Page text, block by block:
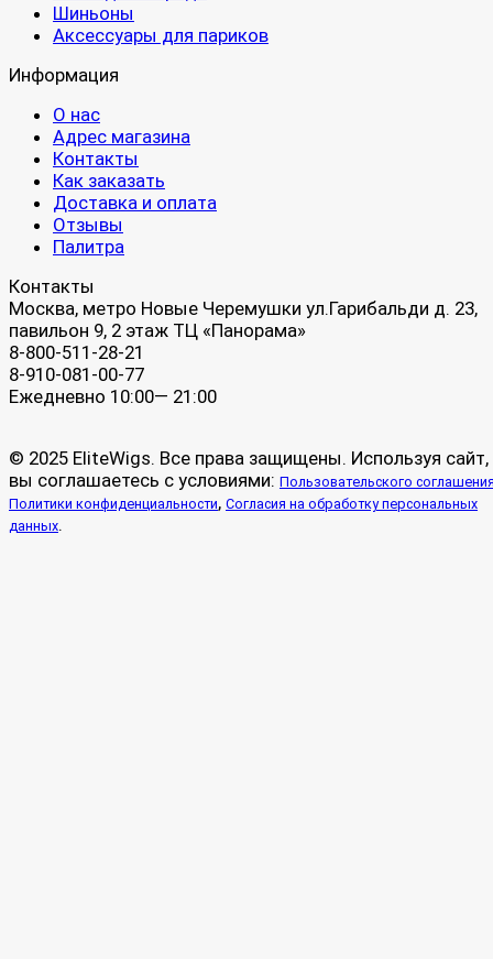
Шиньоны
Аксессуары для париков
Информация
О нас
Адрес магазина
Контакты
Как заказать
Доставка и оплата
Отзывы
Палитра
Контакты
Москва, метро Новые Черемушки ул.Гарибальди д. 23,
павильон 9, 2 этаж ТЦ «Панорама»
8-800-511-28-21
8-910-081-00-77
Ежедневно 10:00— 21:00
© 2025 EliteWigs. Все права защищены. Используя сайт,
вы соглашаетесь с условиями: Пользовательского
Политики конфиденциальности, Согласия на обработку персональных
данных.